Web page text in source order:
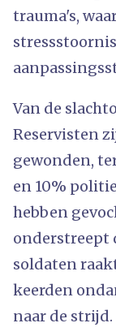
trauma's,
Van de
Reservisten
gewonden,
en 10%
hebben
onderstreept
soldaten
keerden
naar de strijd.